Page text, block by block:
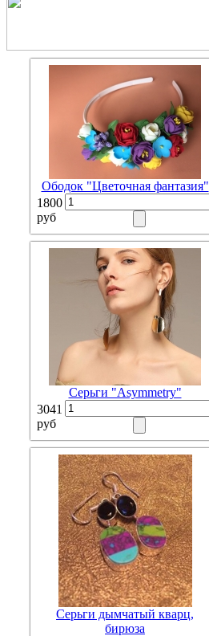
Ободок "Цветочная фантазия"
1800
руб
Серьги "Asymmetry"
3041
руб
Серьги дымчатый кварц,
бирюза